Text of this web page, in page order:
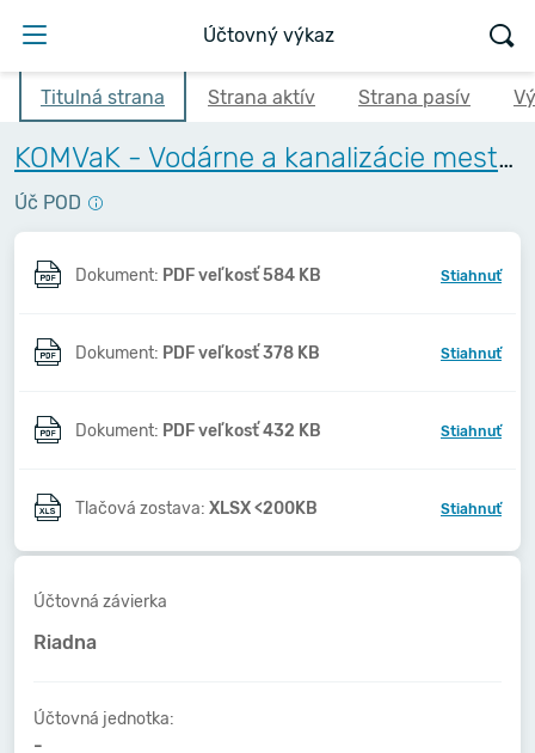
Účtovný výkaz
Titulná strana Strana aktív Strana pasív
KOMVaK - Vodárne a kanalizácie mesta Komárna, a.s.
Úč POD
Dokument: PDF veľkosť 584 KB Stiahnuť
Dokument: PDF veľkosť 378 KB Stiahnuť
Dokument: PDF veľkosť 432 KB Stiahnuť
Tlačová zostava: XLSX <200KB Stiahnuť
Účtovná závierka
Riadna
Účtovná jednotka:
-